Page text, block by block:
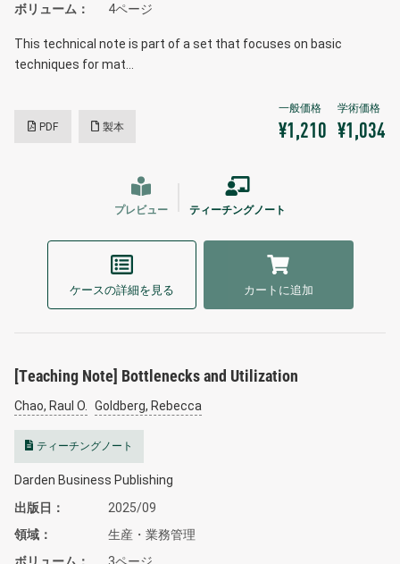
ボリューム
4ページ
This technical note is part of a set that focuses on basic
techniques for mat…
PDF 製本 ¥1,210 ¥1,034
プレビュー ティーチングノート
ケースの詳細を見る カートに追加
[Teaching Note] Bottlenecks and Utilization
Chao, Raul O. Goldberg, Rebecca
ティーチングノート
Darden Business Publishing
出版日
2025/09
領域
生産・業務管理
ボリューム
3ページ